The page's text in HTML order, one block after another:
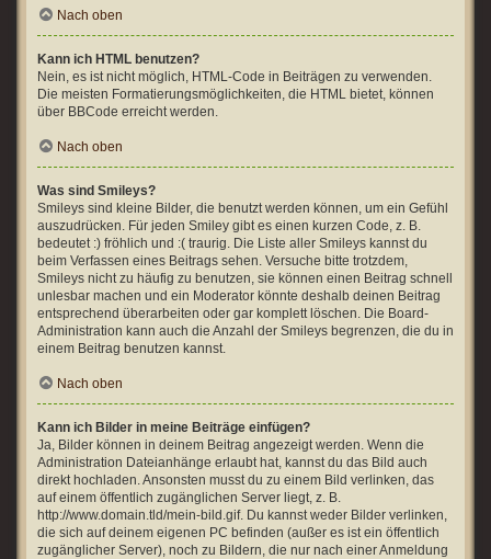
Nach oben
Kann ich HTML benutzen?
Nein, es ist nicht möglich, HTML-Code in Beiträgen zu verwenden.
Die meisten Formatierungsmöglichkeiten, die HTML bietet, können
über BBCode erreicht werden.
Nach oben
Was sind Smileys?
Smileys sind kleine Bilder, die benutzt werden können, um ein Gefühl
auszudrücken. Für jeden Smiley gibt es einen kurzen Code, z. B.
bedeutet :) fröhlich und :( traurig. Die Liste aller Smileys kannst du
beim Verfassen eines Beitrags sehen. Versuche bitte trotzdem,
Smileys nicht zu häufig zu benutzen, sie können einen Beitrag schnell
unlesbar machen und ein Moderator könnte deshalb deinen Beitrag
entsprechend überarbeiten oder gar komplett löschen. Die Board-
Administration kann auch die Anzahl der Smileys begrenzen, die du in
einem Beitrag benutzen kannst.
Nach oben
Kann ich Bilder in meine Beiträge einfügen?
Ja, Bilder können in deinem Beitrag angezeigt werden. Wenn die
Administration Dateianhänge erlaubt hat, kannst du das Bild auch
direkt hochladen. Ansonsten musst du zu einem Bild verlinken, das
auf einem öffentlich zugänglichen Server liegt, z. B.
http://www.domain.tld/mein-bild.gif. Du kannst weder Bilder verlinken,
die sich auf deinem eigenen PC befinden (außer es ist ein öffentlich
zugänglicher Server), noch zu Bildern, die nur nach einer Anmeldung